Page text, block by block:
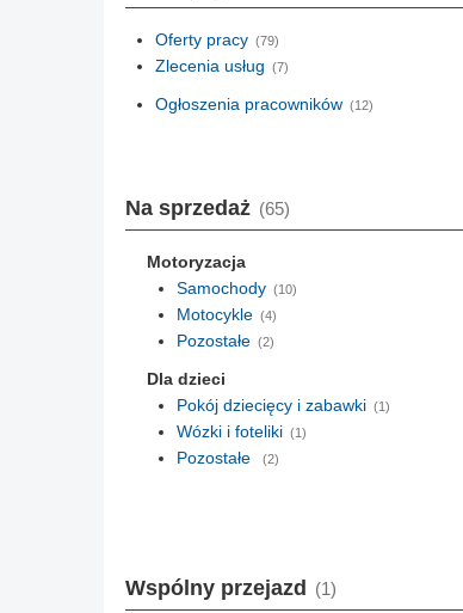
Oferty pracy (79)
Zlecenia usług (7)
Ogłoszenia pracowników (12)
Na sprzedaż (65)
Motoryzacja
Samochody (10)
Motocykle (4)
Pozostałe (2)
Dla dzieci
Pokój dziecięcy i zabawki (1)
Wózki i foteliki (1)
Pozostałe (2)
Wspólny przejazd (1)